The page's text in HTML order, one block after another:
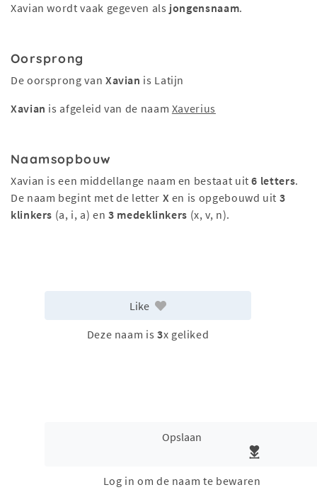
Xavian wordt vaak gegeven als jongensnaam.
Oorsprong
De oorsprong van Xavian is Latijn
Xavian is afgeleid van de naam Xaverius
Naamsopbouw
Xavian is een middellange naam en bestaat uit6 letters.
De naam begint met de letter X en is opgebouwd uit 3
klinkers (a, i, a) en3 medeklinkers (x, v, n).
Like
Deze naam is 3x geliked
Opslaan
Log in om de naam te bewaren